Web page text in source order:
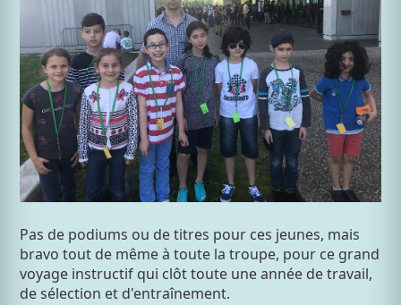
Pas de podiums ou de titres pour ces jeunes, mais
bravo tout de même à toute la troupe, pour ce grand
voyage instructif qui clôt toute une année de travail,
de sélection et d'entraînement.